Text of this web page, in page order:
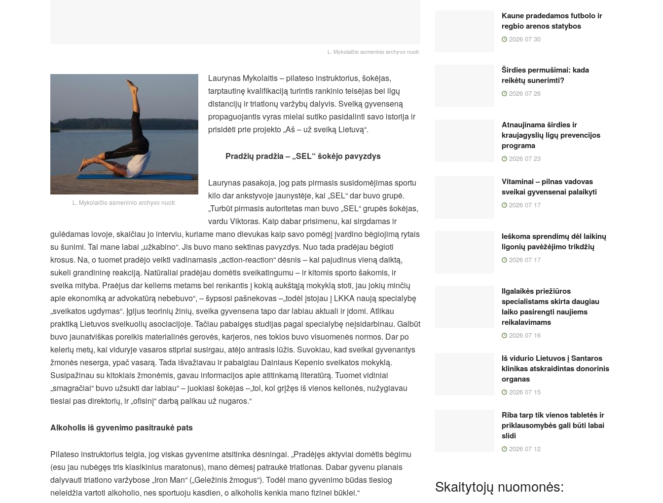
L. Mykolaičio asmeninio archyvo nuotr.
L. Mykolaičio asmeninio archyvo nuotr.
Laurynas Mykolaitis – pilateso instruktorius, šokėjas,
tarptautinę kvalifikaciją turintis rankinio teisėjas bei ilgų
distancijų ir triatlonų varžybų dalyvis. Sveiką gyvenseną
propaguojantis vyras mielai sutiko pasidalinti savo istorija ir
prisidėti prie projekto „Aš – už sveiką Lietuvą“.
Pradžių pradžia – „SEL“ šokėjo pavyzdys
Laurynas pasakoja, jog pats pirmasis susidomėjimas sportu
kilo dar ankstyvoje jaunystėje, kai „SEL“ dar buvo grupė.
„Turbūt pirmasis autoritetas man buvo „SEL“ grupės šokėjas,
vardu Viktoras. Kaip dabar prisimenu, kai sirgdamas ir
gulėdamas lovoje, skaičiau jo interviu, kuriame mano dievukas kaip savo pomėgį įvardino bėgiojimą rytais
su šunimi. Tai mane labai „užkabino“. Jis buvo mano sektinas pavyzdys. Nuo tada pradėjau bėgioti
krosus. Na, o tuomet pradėjo veikti vadinamasis „action-reaction“ dėsnis – kai pajudinus vieną daiktą,
sukeli grandininę reakciją. Natūraliai pradėjau domėtis sveikatingumu – ir kitomis sporto šakomis, ir
sveika mityba. Praėjus dar keliems metams bei renkantis į kokią aukštąją mokyklą stoti, jau jokių minčių
apie ekonomiką ar advokatūrą nebebuvo“, – šypsosi pašnekovas –„todėl įstojau į LKKA naują specialybę
„sveikatos ugdymas“. Įgijus teorinių žinių, sveika gyvensena tapo dar labiau aktuali ir įdomi. Atlikau
praktiką Lietuvos sveikuolių asociacijoje. Tačiau pabaigęs studijas pagal specialybę neįsidarbinau. Galbūt
buvo jaunatviškas poreikis materialinės gerovės, karjeros, nes tokios buvo visuomenės normos. Dar po
kelerių metų, kai viduryje vasaros stipriai susirgau, atėjo antrasis lūžis. Suvokiau, kad sveikai gyvenantys
žmonės neserga, ypač vasarą. Tada išvažiavau ir pabaigiau Dainiaus Kepenio sveikatos mokyklą.
Susipažinau su kitokiais žmonėmis, gavau informacijos apie atitinkamą literatūrą. Tuomet vidiniai
„smagračiai“ buvo užsukti dar labiau“ – juokiasi šokėjas –„tol, kol grįžęs iš vienos kelionės, nužygiavau
tiesiai pas direktorių, ir „ofisinį“ darbą palikau už nugaros.“
Alkoholis iš gyvenimo pasitraukė pats
Pilateso instruktorius teigia, jog viskas gyvenime atsitinka dėsningai. „Pradėjęs aktyviai domėtis bėgimu
(esu jau nubėgęs tris klasikinius maratonus), mano dėmesį patraukė triatlonas. Dabar gyvenu planais
dalyvauti triatlono varžybose „Iron Man“ („Geležinis žmogus“). Todėl mano gyvenimo būdas tiesiog
neleidžia vartoti alkoholio, nes sportuoju kasdien, o alkoholis kenkia mano fizinei būklei.“
Kaune pradedamos futbolo ir
regbio arenos statybos
2026 07 30
Širdies permušimai: kada
reikėtų sunerimti?
2026 07 26
Atnaujinama širdies ir
kraujagyslių ligų prevencijos
programa
2026 07 23
Vitaminai – pilnas vadovas
sveikai gyvensenai palaikyti
2026 07 17
Ieškoma sprendimų dėl laikinų
ligonių pavėžėjimo trikdžių
2026 07 17
Ilgalaikės priežiūros
specialistams skirta daugiau
laiko pasirengti naujiems
reikalavimams
2026 07 16
Iš vidurio Lietuvos į Santaros
klinikas atskraidintas donorinis
organas
2026 07 15
Riba tarp tik vienos tabletės ir
priklausomybės gali būti labai
slidi
2026 07 12
Skaitytojų nuomonės: